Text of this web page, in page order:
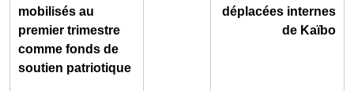
mobilisés au
premier trimestre
comme fonds de
soutien patriotique
déplacées internes
de Kaïbo